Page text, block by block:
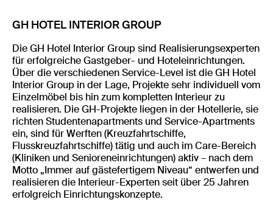
GH HOTEL INTERIOR GROUP
Die GH Hotel Interior Group sind Realisierungsexperten
für erfolgreiche Gastgeber- und Hoteleinrichtungen.
Über die verschiedenen Service-Level ist die GH Hotel
Interior Group in der Lage, Projekte sehr individuell vom
Einzelmöbel bis hin zum kompletten Interieur zu
realisieren. Die GH-Projekte liegen in der Hotellerie, sie
richten Studentenapartments und Service-Apartments
ein, sind für Werften (Kreuzfahrtschiffe,
Flusskreuzfahrtschiffe) tätig und auch im Care-Bereich
(Kliniken und Senioreneinrichtungen) aktiv – nach dem
Motto „Immer auf gästefertigem Niveau“ entwerfen und
realisieren die Interieur-Experten seit über 25 Jahren
erfolgreich Einrichtungskonzepte.